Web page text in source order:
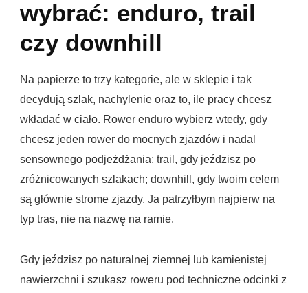
wybrać: enduro, trail
czy downhill
Na papierze to trzy kategorie, ale w sklepie i tak
decydują szlak, nachylenie oraz to, ile pracy chcesz
wkładać w ciało. Rower enduro wybierz wtedy, gdy
chcesz jeden rower do mocnych zjazdów i nadal
sensownego podjeżdżania; trail, gdy jeździsz po
zróżnicowanych szlakach; downhill, gdy twoim celem
są głównie strome zjazdy. Ja patrzyłbym najpierw na
typ tras, nie na nazwę na ramie.
Gdy jeździsz po naturalnej ziemnej lub kamienistej
nawierzchni i szukasz roweru pod techniczne odcinki z